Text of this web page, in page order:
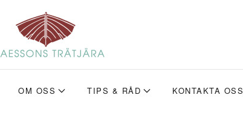
OM OSS TIPS & RÅD KONTAKTA OSS